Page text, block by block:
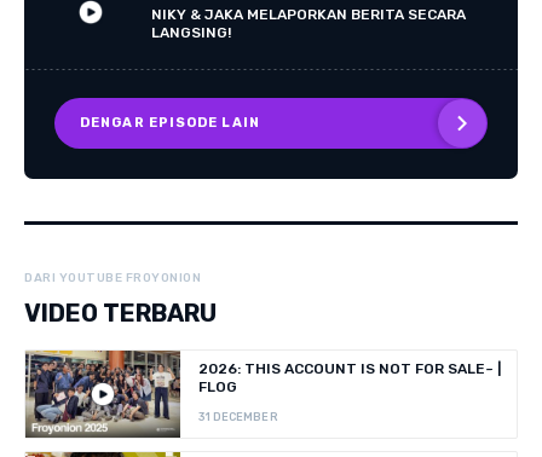
NIKY & JAKA MELAPORKAN BERITA SECARA
LANGSING!
DENGAR EPISODE LAIN
DARI YOUTUBE FROYONION
VIDEO TERBARU
2026: THIS ACCOUNT IS NOT FOR SALE~ |
FLOG
31 DECEMBER